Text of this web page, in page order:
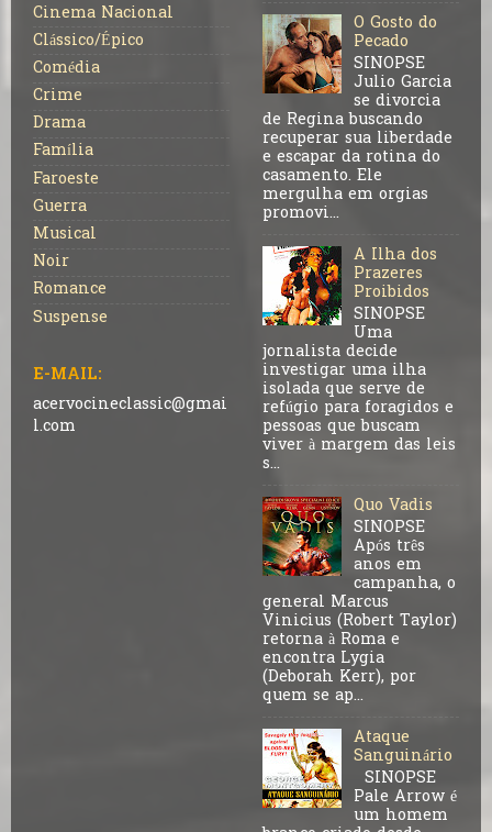
Cinema Nacional
Clássico/Épico
Comédia
Crime
Drama
Família
Faroeste
Guerra
Musical
Noir
Romance
Suspense
E-MAIL:
acervocineclassic@gmai
l.com
O Gosto do
Pecado
SINOPSE
Julio Garcia
se divorcia
de Regina buscando
recuperar sua liberdade
e escapar da rotina do
casamento. Ele
mergulha em orgias
promovi...
A Ilha dos
Prazeres
Proibidos
SINOPSE
Uma
jornalista decide
investigar uma ilha
isolada que serve de
refúgio para foragidos e
pessoas que buscam
viver à margem das leis
s...
Quo Vadis
SINOPSE
Após três
anos em
campanha, o
general Marcus
Vinicius (Robert Taylor)
retorna à Roma e
encontra Lygia
(Deborah Kerr), por
quem se ap...
Ataque
Sanguinário
SINOPSE
Pale Arrow é
um homem